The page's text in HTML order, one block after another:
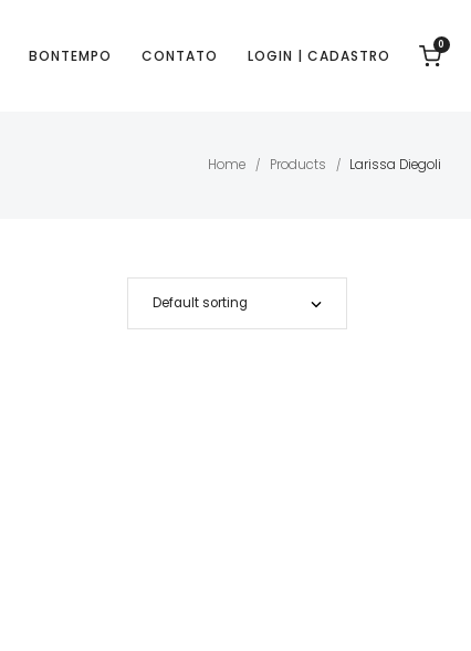
BONTEMPO CONTATO LOGIN | CADASTRO
0
Home / Products / Larissa Diegoli